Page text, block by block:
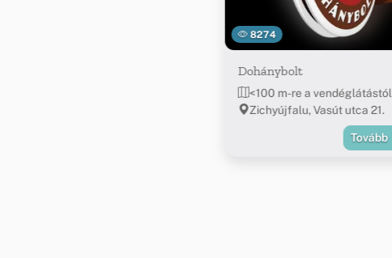
8274
Dohánybolt
<100 m-re a vendéglátástól
Zichyújfalu, Vasút utca 21.
Tovább